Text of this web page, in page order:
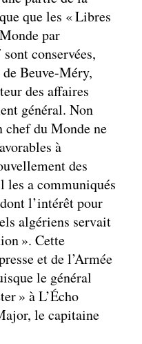
que les « Libres
par
conservées,
Beuve-Méry,
des affaires
général. Non
chef du Monde ne
à
des
les a communiqués
l’intérêt pour
algériens servait
». Cette
et de l’Armée
le général
» à L’Écho
le capitaine